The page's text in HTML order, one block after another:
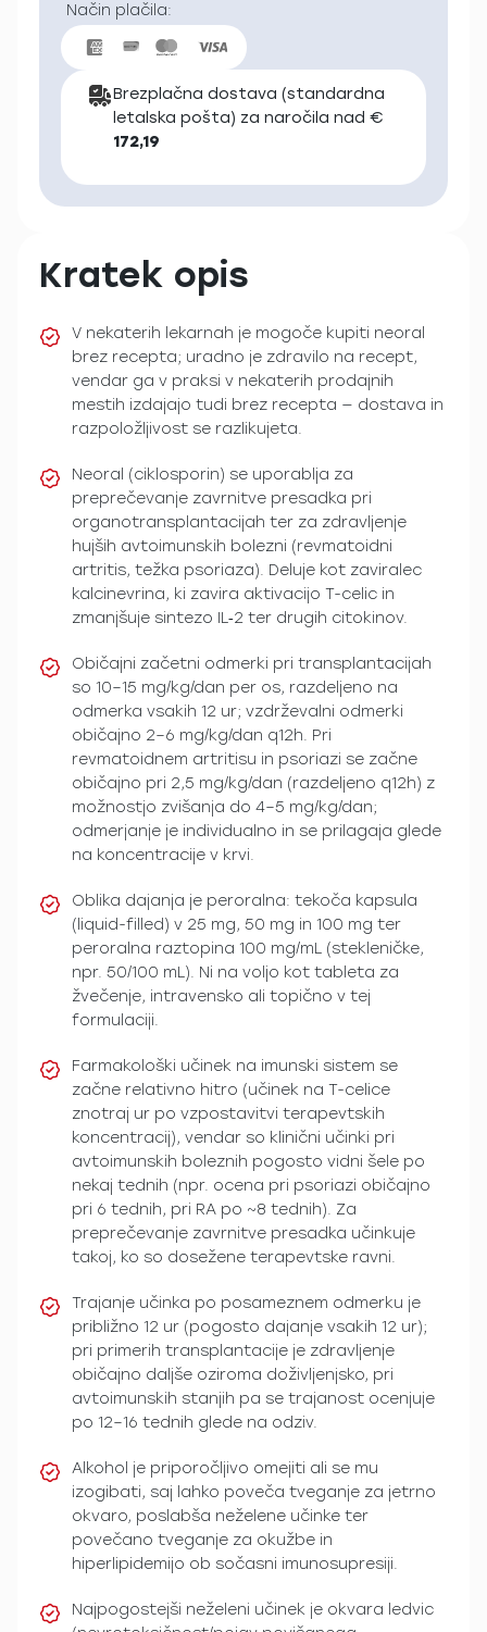
Način plačila:
Brezplačna dostava (standardna
letalska pošta) za naročila nad €
172,19
Kratek opis
V nekaterih lekarnah je mogoče kupiti neoral
brez recepta; uradno je zdravilo na recept,
vendar ga v praksi v nekaterih prodajnih
mestih izdajajo tudi brez recepta — dostava in
razpoložljivost se razlikujeta.
Neoral (ciklosporin) se uporablja za
preprečevanje zavrnitve presadka pri
organotransplantacijah ter za zdravljenje
hujših avtoimunskih bolezni (revmatoidni
artritis, težka psoriaza). Deluje kot zaviralec
kalcinevrina, ki zavira aktivacijo T-celic in
zmanjšuje sintezo IL‑2 ter drugih citokinov.
Običajni začetni odmerki pri transplantacijah
so 10–15 mg/kg/dan per os, razdeljeno na
odmerka vsakih 12 ur; vzdrževalni odmerki
običajno 2–6 mg/kg/dan q12h. Pri
revmatoidnem artritisu in psoriazi se začne
običajno pri 2,5 mg/kg/dan (razdeljeno q12h) z
možnostjo zvišanja do 4–5 mg/kg/dan;
odmerjanje je individualno in se prilagaja glede
na koncentracije v krvi.
Oblika dajanja je peroralna: tekoča kapsula
(liquid-filled) v 25 mg, 50 mg in 100 mg ter
peroralna raztopina 100 mg/mL (stekleničke,
npr. 50/100 mL). Ni na voljo kot tableta za
žvečenje, intravensko ali topično v tej
formulaciji.
Farmakološki učinek na imunski sistem se
začne relativno hitro (učinek na T-celice
znotraj ur po vzpostavitvi terapevtskih
koncentracij), vendar so klinični učinki pri
avtoimunskih boleznih pogosto vidni šele po
nekaj tednih (npr. ocena pri psoriazi običajno
pri 6 tednih, pri RA po ~8 tednih). Za
preprečevanje zavrnitve presadka učinkuje
takoj, ko so dosežene terapevtske ravni.
Trajanje učinka po posameznem odmerku je
približno 12 ur (pogosto dajanje vsakih 12 ur);
pri primerih transplantacije je zdravljenje
običajno daljše oziroma doživljenjsko, pri
avtoimunskih stanjih pa se trajanost ocenjuje
po 12–16 tednih glede na odziv.
Alkohol je priporočljivo omejiti ali se mu
izogibati, saj lahko poveča tveganje za jetrno
okvaro, poslabša neželene učinke ter
povečano tveganje za okužbe in
hiperlipidemijo ob sočasni imunosupresiji.
Najpogostejši neželeni učinek je okvara ledvic